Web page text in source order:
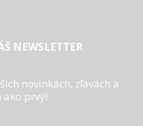
NEWSLETTER
novinkách, zľavách a
ako prvý!